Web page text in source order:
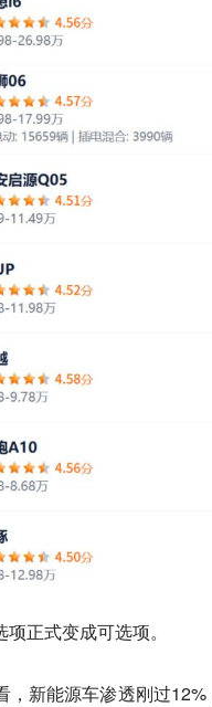
正式变成可选项。
，新能源车渗透刚过